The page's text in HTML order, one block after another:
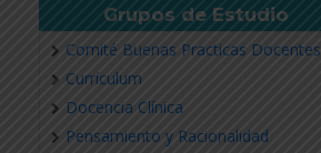
Grupos de Estudio
Comité Buenas Practicas Docentes
Currículum
Docencia Clínica
Pensamiento y Racionalidad